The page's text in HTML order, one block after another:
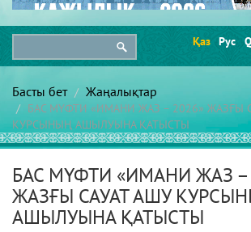
Қаз Рус
Басты бет Жаңалықтар
БАС МҮФТИ «ИМАНИ ЖАЗ – 2026» ЖАЗҒЫ
КУРСЫНЫҢ АШЫЛУЫНА ҚАТЫСТЫ
БАС МҮФТИ «ИМАНИ ЖАЗ –
ЖАЗҒЫ САУАТ АШУ
АШЫЛУЫНА ҚАТЫСТЫ